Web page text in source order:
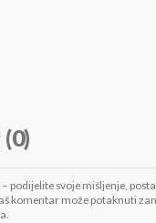
(0)
podijelite svoje mišljenje,
komentar može potaknuti